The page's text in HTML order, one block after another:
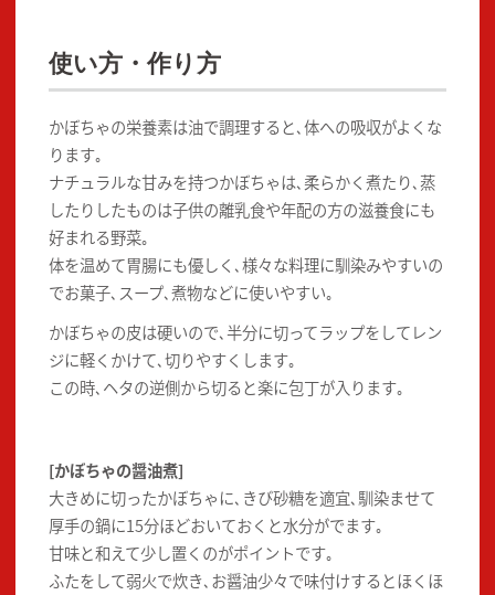
使い方・作り方
かぼちゃの栄養素は油で調理すると､体への吸収がよくな
ります｡
ナチュラルな甘みを持つかぼちゃは､柔らかく煮たり､蒸
したりしたものは子供の離乳食や年配の方の滋養食にも
好まれる野菜｡
体を温めて胃腸にも優しく､様々な料理に馴染みやすいの
でお菓子､スープ､煮物などに使いやすい｡
かぼちゃの皮は硬いので､半分に切ってラップをしてレン
ジに軽くかけて､切りやすくします｡
この時､ヘタの逆側から切ると楽に包丁が入ります｡
[かぼちゃの醤油煮]
大きめに切ったかぼちゃに､きび砂糖を適宜､馴染ませて
厚手の鍋に15分ほどおいておくと水分がでます｡
甘味と和えて少し置くのがポイントです｡
ふたをして弱火で炊き､お醤油少々で味付けするとほくほ